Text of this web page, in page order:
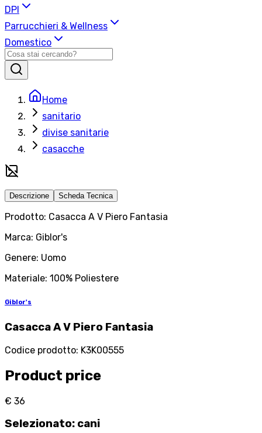
DPI
Parrucchieri & Wellness
Domestico
Home
sanitario
divise sanitarie
casacche
Descrizione Scheda Tecnica
Prodotto: Casacca A V Piero Fantasia
Marca: Giblor's
Genere: Uomo
Materiale: 100% Poliestere
Giblor's
Casacca A V Piero Fantasia
Codice prodotto: K3K00555
Product price
€ 36
Selezionato: cani